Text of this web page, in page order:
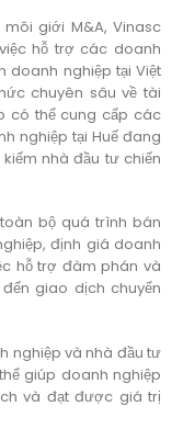
giới M&A, Vinasc
hỗ trợ các doanh
doanh nghiệp tại Việt
chuyên sâu về tài
có thể cung cấp các
nghiệp tại Huế đang
nhà đầu tư chiến
bộ quá trình bán
định giá doanh
hỗ trợ đàm phán và
giao dịch chuyển
nghiệp và nhà đầu tư
giúp doanh nghiệp
và đạt được giá trị